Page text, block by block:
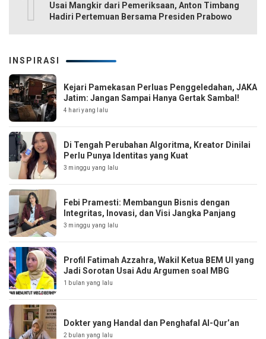
Usai Mangkir dari Pemeriksaan, Anton Timbang
Hadiri Pertemuan Bersama Presiden Prabowo
INSPIRASI
Kejari Pamekasan Perluas Penggeledahan, JAKA
Jatim: Jangan Sampai Hanya Gertak Sambal!
4 hari yang lalu
Di Tengah Perubahan Algoritma, Kreator Dinilai
Perlu Punya Identitas yang Kuat
3 minggu yang lalu
Febi Pramesti: Membangun Bisnis dengan
Integritas, Inovasi, dan Visi Jangka Panjang
3 minggu yang lalu
Profil Fatimah Azzahra, Wakil Ketua BEM UI yang
Jadi Sorotan Usai Adu Argumen soal MBG
1 bulan yang lalu
Dokter yang Handal dan Penghafal Al-Qur’an
2 bulan yang lalu